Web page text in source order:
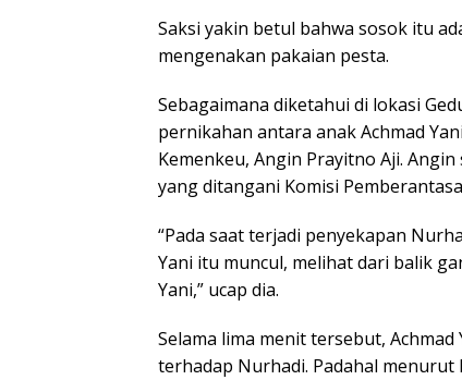
Saksi yakin betul bahwa sosok itu
mengenakan pakaian pesta.
Sebagaimana diketahui di lokasi
pernikahan antara anak Achmad
Kemenkeu, Angin Prayitno Aji.
yang ditangani Komisi
“Pada saat terjadi penyekapan
Yani itu muncul, melihat dari balik
Yani,” ucap dia.
Selama lima menit tersebut,
terhadap Nurhadi. Padahal menurut